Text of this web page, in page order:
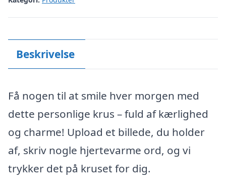
Beskrivelse
Få nogen til at smile hver morgen med
dette personlige krus – fuld af kærlighed
og charme! Upload et billede, du holder
af, skriv nogle hjertevarme ord, og vi
trykker det på kruset for dig.